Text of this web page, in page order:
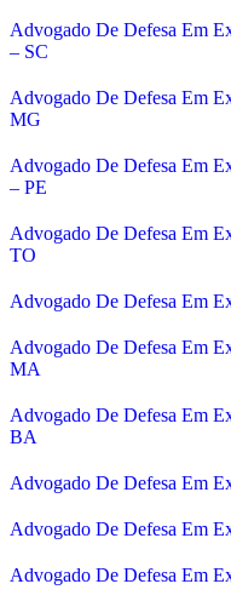
Advogado De Defesa Em
– SC
Advogado De Defesa Em
MG
Advogado De Defesa Em
– PE
Advogado De Defesa Em
TO
Advogado De Defesa Em
Advogado De Defesa Em
MA
Advogado De Defesa Em
BA
Advogado De Defesa Em
Advogado De Defesa Em
Advogado De Defesa Em